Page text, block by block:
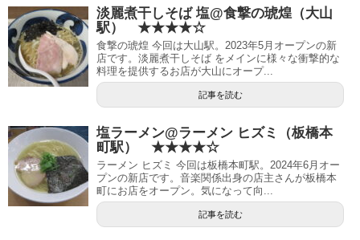
淡麗煮干しそば 塩@食撃の琥煌（大山
駅） ★★★★☆
食撃の琥煌 今回は大山駅。2023年5月オープンの新
店です。淡麗煮干しそば をメインに様々な衝撃的な
料理を提供するお店が大山にオープ...
記事を読む
塩ラーメン@ラーメン ヒズミ（板橋本
町駅） ★★★★☆
ラーメン ヒズミ 今回は板橋本町駅。2024年6月オー
プンの新店です。音楽関係出身の店主さんが板橋本
町にお店をオープン。気になって向...
記事を読む